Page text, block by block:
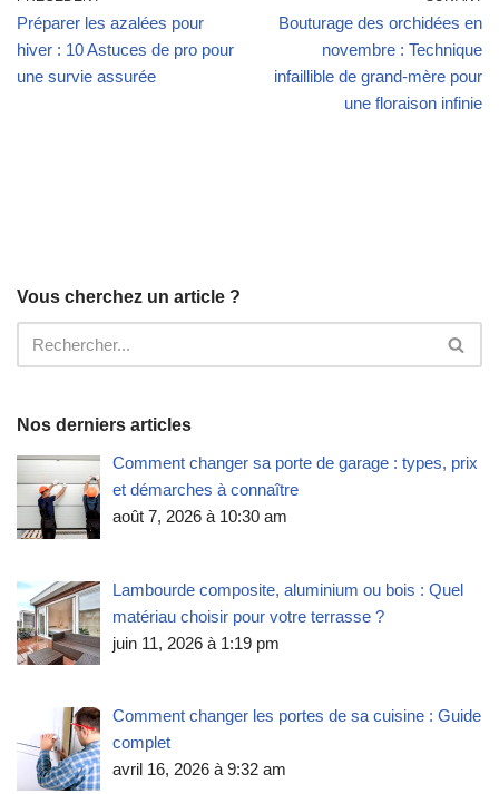
Préparer les azalées pour
hiver : 10 Astuces de pro pour
une survie assurée
Bouturage des orchidées en
novembre : Technique
infaillible de grand-mère pour
une floraison infinie
Vous cherchez un article ?
Nos derniers articles
Comment changer sa porte de garage : types, prix
et démarches à connaître
août 7, 2026 à 10:30 am
Lambourde composite, aluminium ou bois : Quel
matériau choisir pour votre terrasse ?
juin 11, 2026 à 1:19 pm
Comment changer les portes de sa cuisine : Guide
complet
avril 16, 2026 à 9:32 am